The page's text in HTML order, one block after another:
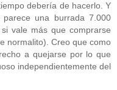
debería de hacerlo. Y
una burrada 7.000
vale más que comprarse
normalito). Creo que como
a quejarse por lo que
independientemente del